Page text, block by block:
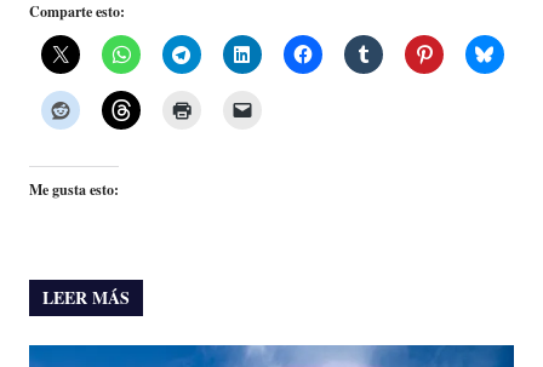
Comparte esto:
Me gusta esto:
LEER MÁS